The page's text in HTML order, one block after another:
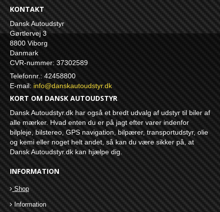
KONTAKT
Dansk Autoudstyr
Gørtlervej 3
8800 Viborg
Danmark
CVR-nummer: 37302589
Telefonnr.: 42458800
E-mail: info@danskautoudstyr.dk
KORT OM DANSK AUTOUDSTYR
Dansk Autoudstyr.dk har også et bredt udvalg af udstyr til biler af
alle mærker. Hvad enten du er på jagt efter varer indenfor
bilpleje, bilstereo, GPS navigation, bilpærer, transportudstyr, olie
og kemi eller noget helt andet, så kan du være sikker på, at
Dansk Autoudstyr.dk kan hjælpe dig.
INFORMATION
Shop
Information